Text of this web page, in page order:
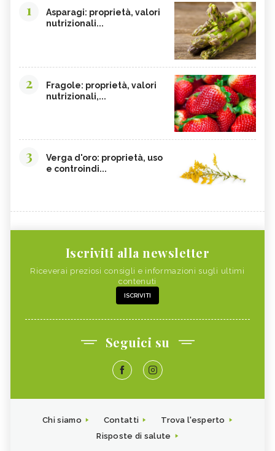
1
Asparagi: proprietà, valori
nutrizionali...
2
Fragole: proprietà, valori
nutrizionali,...
3
Verga d'oro: proprietà, uso
e controindi...
Iscriviti alla newsletter
Riceverai preziosi consigli e informazioni sugli ultimi
contenuti
ISCRIVITI
Seguici su
Chi siamo Contatti
Trova l'esperto
Risposte di salute